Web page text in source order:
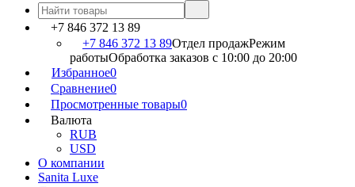
+7 846 372 13 89
+7 846 372 13 89Отдел продажРежим
работыОбработка заказов с 10:00 до 20:00
Избранное0
Сравнение0
Просмотренные товары0
Валюта
RUB
USD
О компании
Sanita Luxe